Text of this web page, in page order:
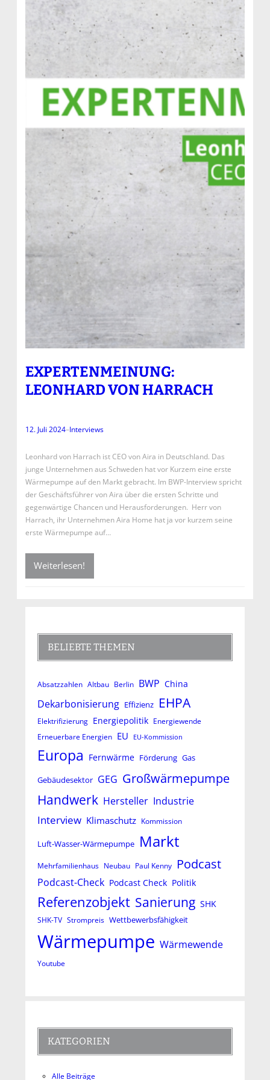
EXPERTENMEINUNG:
LEONHARD VON HARRACH
12. Juli 2024–Interviews
Leonhard von Harrach ist CEO von Aira in Deutschland. Das
junge Unternehmen aus Schweden hat vor Kurzem eine erste
Wärmepumpe auf den Markt gebracht. Im BWP-Interview spricht
der Geschäftsführer von Aira über die ersten Schritte und
gegenwärtige Chancen und Herausforderungen. Herr von
Harrach, ihr Unternehmen Aira Home hat ja vor kurzem seine
erste Wärmepumpe auf…
Weiterlesen!
BELIEBTE THEMEN
Absatzzahlen Altbau Berlin BWP China
Dekarbonisierung Effizienz EHPA
Elektrifizierung Energiepolitik Energiewende
Erneuerbare Energien EU EU-Kommission
Europa Fernwärme Förderung Gas
Gebäudesektor GEG Großwärmepumpe
Handwerk Hersteller Industrie
Interview Klimaschutz Kommission
Luft-Wasser-Wärmepumpe Markt
Mehrfamilienhaus Neubau Paul Kenny Podcast
Podcast-Check Podcast Check Politik
Referenzobjekt Sanierung SHK
SHK-TV Strompreis Wettbewerbsfähigkeit
Wärmepumpe Wärmewende
Youtube
KATEGORIEN
Alle Beiträge